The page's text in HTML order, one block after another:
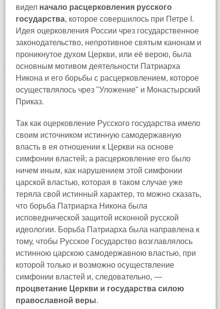
видел начало расцерковления русского
государства, которое совершилось при Петре I.
Идея оцерковления России чрез государственное
законодательство, непротивное святым канонам и
проникнутое духом Церкви, или её верою, была
основным мотивом деятельности Патриарха
Никона и его борьбы с расцерковлением, которое
осуществлялось чрез "Уложение" и Монастырский
Приказ.
Так как оцерковление Русского государства имело
своим источником истинную самодержавную
власть в ея отношении к Церкви на основе
симфонии властей; а расцерковление его было
ничем иным, как нарушением этой симфонии
царской властью, которая в таком случае уже
теряла свой истинный характер, то можно сказать,
что борьба Патриарха Никона была
исповеднической защитой исконной русской
идеологии. Борьба Патриарха была направлена к
тому, чтобы Русское Государство возглавлялось
истинною царскою самодержавною властью, при
которой только и возможно осуществление
симфонии властей и, следовательно, —
процветание Церкви и государства силою
православной веры.